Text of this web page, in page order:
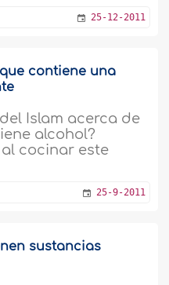
25-12-2011
contiene una
Islam acerca de
alcohol?
cocinar este
25-9-2011
sustancias